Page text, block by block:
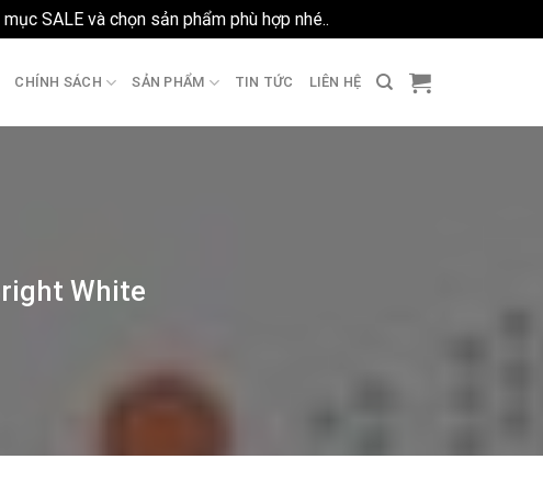
SALE và chọn sản phẩm phù hợp nhé..
CHÍNH SÁCH SẢN PHẨM TIN TỨC LIÊN HỆ
White